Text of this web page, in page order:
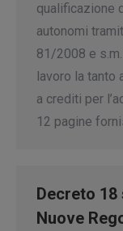
qualificazione
autonomi
81/2008 e
lavoro la tanto
a crediti per
12 pagine
Decreto 18
Nuove